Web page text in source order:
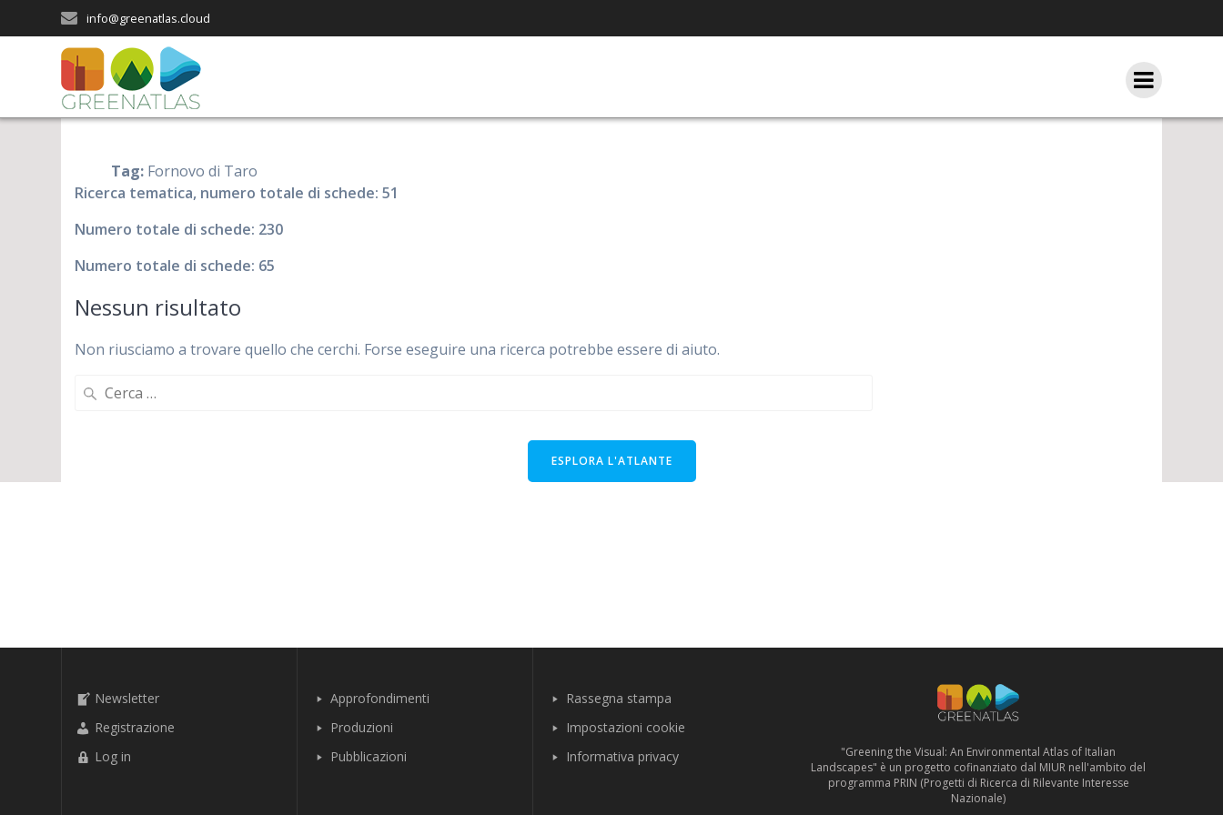
al
contenuto
info@greenatlas.cloud
Tag: Fornovo di Taro
Ricerca tematica, numero totale di schede: 51
Numero totale di schede: 230
Numero totale di schede: 65
Nessun risultato
Non riusciamo a trovare quello che cerchi. Forse eseguire una ricerca potrebbe essere di aiuto.
Ricerca
ESPLORA L'ATLANTE
Newsletter
Registrazione
Log in
Approfondimenti
Produzioni
Pubblicazioni
Rassegna stampa
Impostazioni cookie
Informativa privacy
"Greening the Visual: An Environmental Atlas of Italian
Landscapes" è un progetto cofinanziato dal MIUR nell'ambito del
programma PRIN (Progetti di Ricerca di Rilevante Interesse
Nazionale)